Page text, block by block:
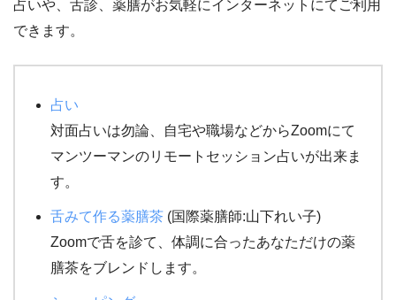
占いや、舌診、薬膳がお気軽にインターネットにてご利用
できます。
占い
対面占いは勿論、自宅や職場などからZoomにて
マンツーマンのリモートセッション占いが出来ま
す。
舌みて作る薬膳茶 (国際薬膳師:山下れい子)
Zoomで舌を診て、体調に合ったあなただけの薬
膳茶をブレンドします。